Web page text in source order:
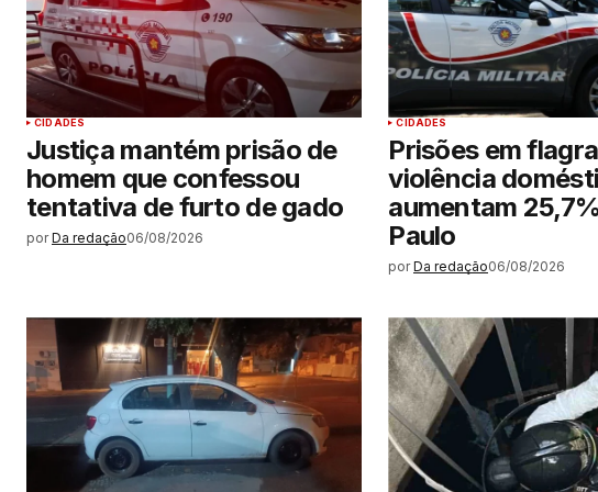
CIDADES
Justiça mantém prisão de
homem que confessou
tentativa de furto de gado
por Da redação06/08/2026
CIDADES
Prisões em
violência
aumentam
Paulo
por Da redação06/08/2026